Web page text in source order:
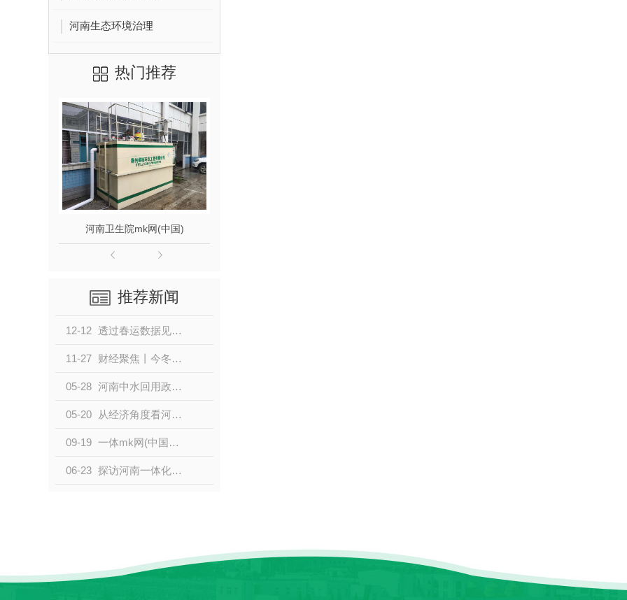
河南生态环境治理
热门推荐
河南卫生院mk网(中国)
推荐新闻
12-12 透过春运数据见证时代变迁 感受“流动”的速度和发展活力
11-27 财经聚焦丨今冬首场寒潮来袭，能源行业保供形势如何？
05-28 河南中水回用政策对当地社会和经济的影响深度解析
05-20 从经济角度看河南中水回用对资源节约的作用
09-19 一体mk网(中国)在使用时需要注意哪些事项？分别是什么？
06-23 探访河南一体化mk网(中国)厂家，揭秘环保产业的发展之路